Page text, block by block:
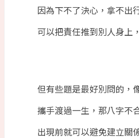
因為下不了決心，拿不出
可以把責任推到別人身上
但有些題是最好別問的，
攜手渡過一生，那八字不
出現前就可以避免建立